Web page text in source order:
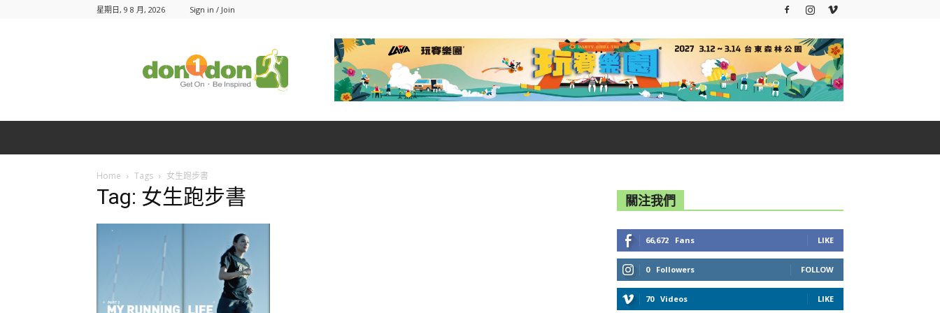
星期日, 9 8 月, 2026 Sign in / Join
Home Tags 女生跑步書
Tag: 女生跑步書 關注我們
66,672 Fans LIKE
0 Followers FOLLOW
70 Videos LIKE